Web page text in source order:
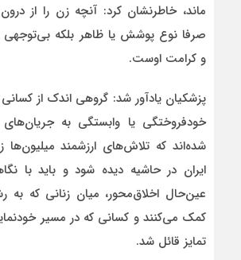
ماند، خاطرنشان کرد: آنچه زن را از
صرفا نوع پوشش یا ظاهر بلکه بی‌توجهی
و کرامت اوست.
پزشکیان یادآور شد: گروهی اندک از
خودفروختگی یا وابستگی به جریان‌های
شده‌اند که تلاش‌های ارزشمند
ایران در حاشیه دیده شود و باید با
عین‌حال اخلاق‌محور، میان زنانی که به
کمک می‌کنند و کسانی که در مسیر
تمایز قائل شد.